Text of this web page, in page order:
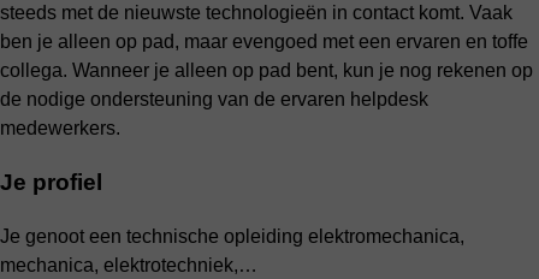
steeds met de nieuwste technologieën in contact komt. Vaak
ben je alleen op pad, maar evengoed met een ervaren en toffe
collega. Wanneer je alleen op pad bent, kun je nog rekenen op
de nodige ondersteuning van de ervaren helpdesk
medewerkers.
Je profiel
Je genoot een technische opleiding elektromechanica,
mechanica, elektrotechniek,…